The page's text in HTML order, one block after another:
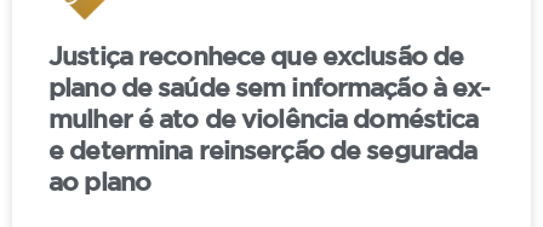
Justiça reconhece que exclusão de
plano de saúde sem informação à ex-
mulher é ato de violência doméstica
e determina reinserção de segurada
ao plano